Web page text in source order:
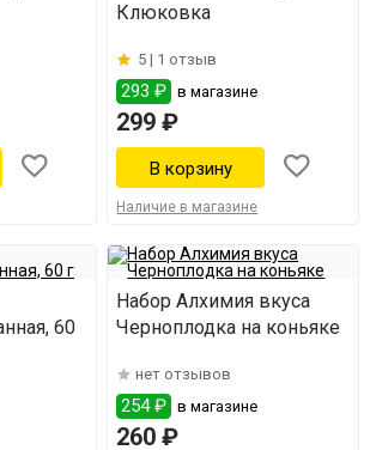
Клюковка
5 | 1 отзыв
293 ₽ в магазине
299 ₽
Наличие в магазине
60
Набор Алхимия вкуса
Черноплодка на коньяке
нет отзывов
254 ₽ в магазине
260 ₽